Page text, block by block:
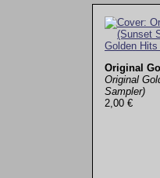
Original
Original
Sampler)
2,00 €